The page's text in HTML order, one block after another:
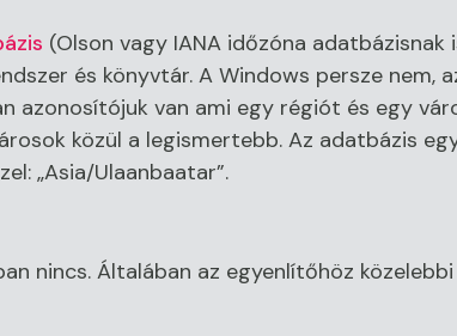
(Olson vagy IANA időzóna adatbázisnak
és könyvtár. A Windows persze nem,
azonosítójuk van ami egy régiót és egy
közül a legismertebb. Az adatbázis
„Asia/Ulaanbaatar”.
nincs. Általában az egyenlítőhöz